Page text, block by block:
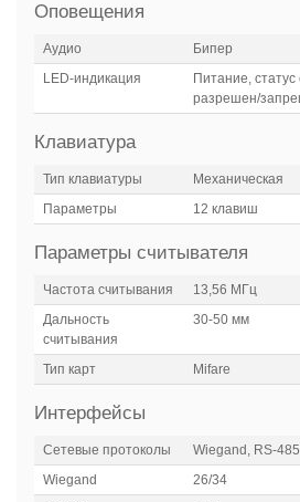
Оповещения
Аудио
Бипер
LED-индикация
Питание,
разрешен/
Клавиатура
Тип клавиатуры
Механическая
Параметры
12 клавиш
Параметры считывателя
Частота считывания
13,56 МГц
Дальность
считывания
30-50 мм
Тип карт Mifare
Интерфейсы
Сетевые протоколы
Wiegand, RS-485
Wiegand
26/34